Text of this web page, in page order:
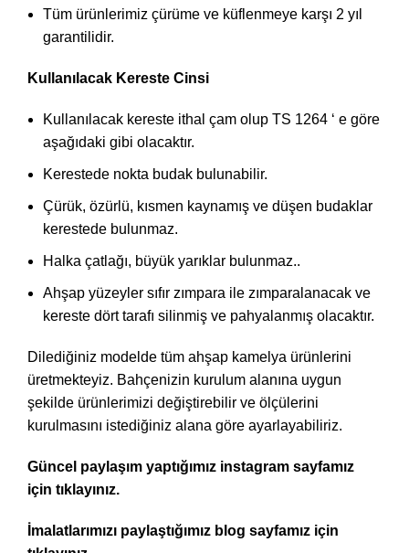
Tüm ürünlerimiz çürüme ve küflenmeye karşı 2 yıl
garantilidir.
Kullanılacak Kereste Cinsi
Kullanılacak kereste ithal çam olup TS 1264 ‘ e göre
aşağıdaki gibi olacaktır.
Kerestede nokta budak bulunabilir.
Çürük, özürlü, kısmen kaynamış ve düşen budaklar
kerestede bulunmaz.
Halka çatlağı, büyük yarıklar bulunmaz..
Ahşap yüzeyler sıfır zımpara ile zımparalanacak ve
kereste dört tarafı silinmiş ve pahyalanmış olacaktır.
Dilediğiniz modelde tüm ahşap kamelya ürünlerini
üretmekteyiz. Bahçenizin kurulum alanına uygun
şekilde ürünlerimizi değiştirebilir ve ölçülerini
kurulmasını istediğiniz alana göre ayarlayabiliriz.
Güncel paylaşım yaptığımız instagram sayfamız
için tıklayınız.
İmalatlarımızı paylaştığımız blog sayfamız için